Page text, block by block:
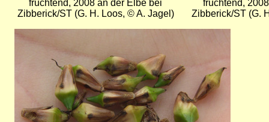
fruchtend, 2008 an der Elbe bei
Zibberick/ST (G. H. Loos, © A. Jagel)
fruchtend,
Zibberick/ST (G.